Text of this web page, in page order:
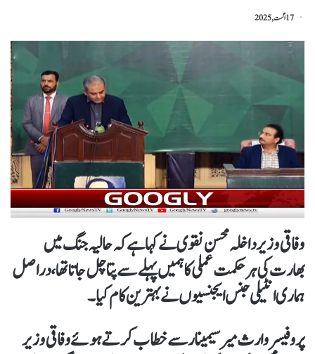
17 اگست, 2025
وفاقی وزیر داخلہ محسن نقوی نے کہا ہے کہ حالیہ جنگ میں
بھارت کی ہر حکمت عملی کا ہمیں پہلے سے پتا چل جاتا تھا، دراصل
ہماری انٹیلی جنس ایجنسیوں نے بہترین کام کیا۔
پروفیسروارث میرسیمینار سے خطاب کرتے ہوئے وفاقی وزیر